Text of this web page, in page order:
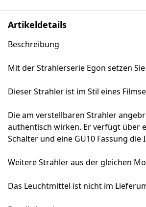
Artikeldetails
Beschreibung
Mit der Strahlerserie Egon setzen
Dieser Strahler ist im Stil eines
Die am verstellbaren Strahler
authentisch wirken. Er verfügt über
Schalter und eine GU10 Fassung
Weitere Strahler aus der gleichen
Das Leuchtmittel ist nicht im